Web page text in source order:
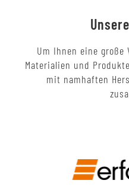
Um Ihnen eine
Materialien und
mit namhaften